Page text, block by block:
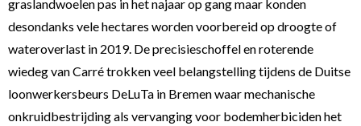
graslandwoelen pas in het najaar op gang maar konden
desondanks vele hectares worden voorbereid op droogte of
wateroverlast in 2019. De precisieschoffel en roterende
wiedeg van Carré trokken veel belangstelling tijdens de Duitse
loonwerkersbeurs DeLuTa in Bremen waar mechanische
onkruidbestrijding als vervanging voor bodemherbiciden het